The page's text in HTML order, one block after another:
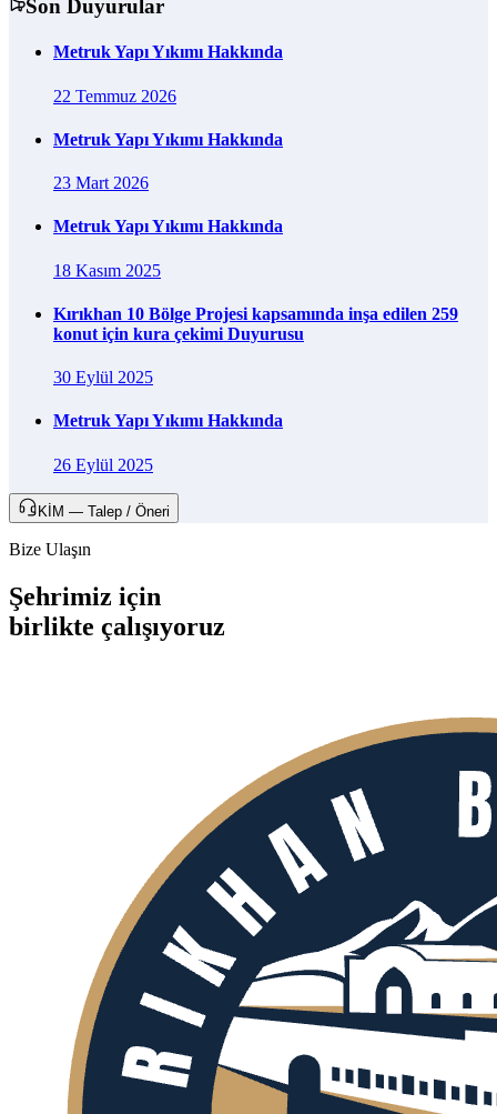
Son Duyurular
Metruk Yapı Yıkımı Hakkında
22 Temmuz 2026
Metruk Yapı Yıkımı Hakkında
23 Mart 2026
Metruk Yapı Yıkımı Hakkında
18 Kasım 2025
Kırıkhan 10 Bölge Projesi kapsamında inşa edilen 259
konut için kura çekimi Duyurusu
30 Eylül 2025
Metruk Yapı Yıkımı Hakkında
26 Eylül 2025
KİM — Talep / Öneri
Bize Ulaşın
Şehrimiz için
birlikte çalışıyoruz